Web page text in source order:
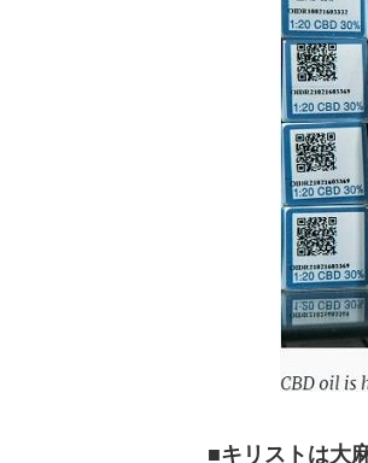
■キリストは大